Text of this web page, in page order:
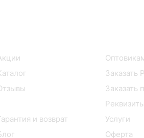
и возврат
Заказать
Заказать
Реквизиты
Услуги
Оферта